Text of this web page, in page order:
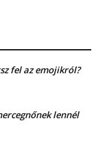
fel az emojikról?
lennél